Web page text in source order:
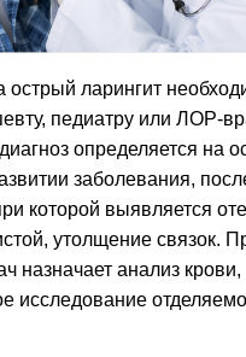
острый ларингит
педиатру или ЛОР-
определяется на
заболевания,
которой выявляется
утолщение связок.
назначает анализ крови,
исследование